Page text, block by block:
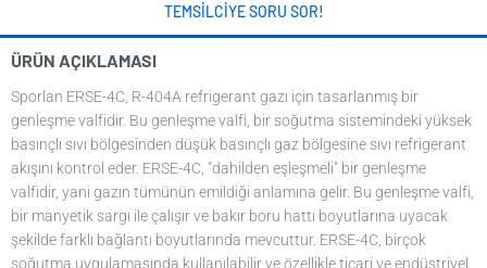
TEMSILCIYE SORU SOR!
ÜRÜN AÇIKLAMASI
Sporlan ERSE-4C, R-404A refrigerant gazı için tasarlanmış bir
genleşme valfidir. Bu genleşme valfi, bir soğutma sistemindeki yüksek
basınçlı sıvı bölgesinden düşük basınçlı gaz bölgesine sıvı refrigerant
akışını kontrol eder. ERSE-4C, "dahilden eşleşmeli" bir genleşme
valfidir, yani gazın tümünün emildiği anlamına gelir. Bu genleşme valfi,
bir manyetik sargı ile çalışır ve bakır boru hattı boyutlarına uyacak
şekilde farklı bağlantı boyutlarında mevcuttur. ERSE-4C, birçok
soğutma uygulamasında kullanılabilir ve özellikle ticari ve endüstriyel